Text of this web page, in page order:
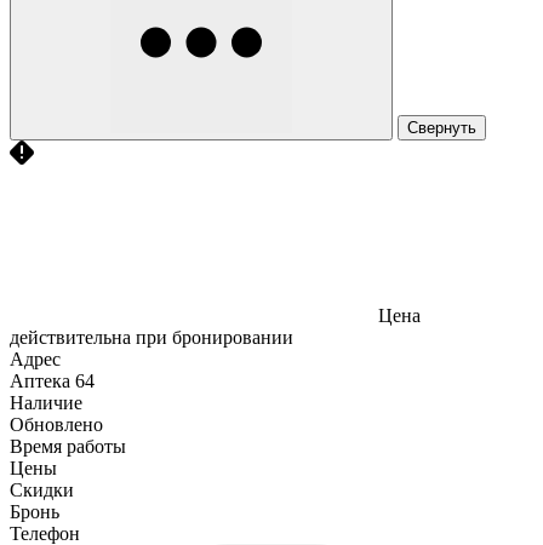
Свернуть
Цена
действительна при бронировании
Адрес
Аптека 64
Наличие
Обновлено
Время работы
Цены
Скидки
Бронь
Телефон